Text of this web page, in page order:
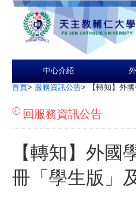
中心介紹
首頁> 服務資訊公告> 【轉知】外
回服務資訊公告
【轉知】外
冊「學生版」